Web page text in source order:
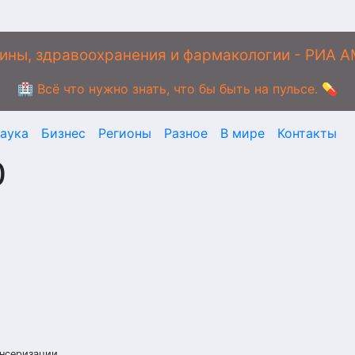
здравоохранения и фармакологии -
🏥 Всё что нужно знать, что бы быть на пульсе. 💊
Бизнес Регионы Разное В мире Контакты